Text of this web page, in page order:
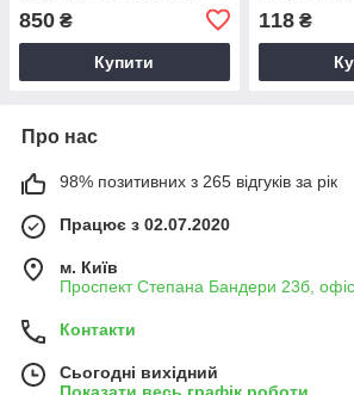
850 ₴
Купити
118₴
Про нас
98% позитивних з 265 відгуків за рік
Працює з 02.07.2020
м. Київ
Проспект Степана Бандери 23б,
Контакти
Сьогодні вихідний